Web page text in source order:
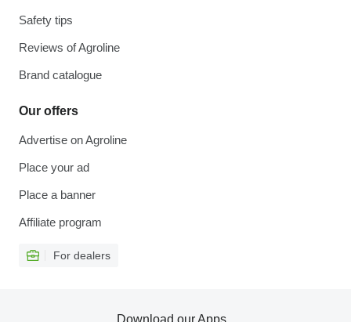
Safety tips
Reviews of Agroline
Brand catalogue
Our offers
Advertise on Agroline
Place your ad
Place a banner
Affiliate program
For dealers
Download our Apps